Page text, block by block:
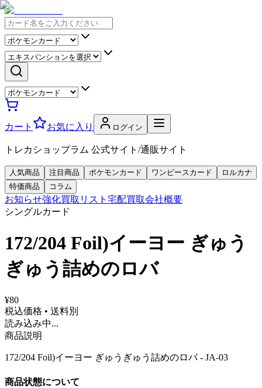
カート お気に入り ログイン
トレカショップラム 公式サイト/通販サイト
人気商品 注目商品 ポケモンカード ワンピースカード
ロルカナ
特価商品
コラム
お知らせ強化買取リスト 宅配買取会社概要
シングルカード
172/204 Foil)イーヨー ぎゅう
ぎゅう詰めのロバ
¥80
税込価格 • 送料別
読み込み中...
商品説明
172/204 Foil)イーヨー ぎゅうぎゅう詰めのロバ - JA-03
商品状態について